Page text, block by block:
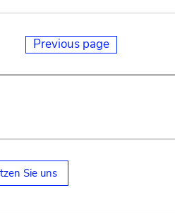
Previous page
Sie uns